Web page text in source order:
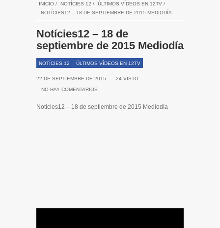
INICIO / NOTÍCIES 12 / ÚLTIMOS VÍDEOS EN 12TV /
NOTÍCIES12 – 18 DE SEPTIEMBRE DE 2015 MEDIODÍA
Notícies12 – 18 de
septiembre de 2015 Mediodía
NOTÍCIES 12 ÚLTIMOS VÍDEOS EN 12TV
22 DE SEPTIEMBRE DE 2015 - 24 VISTO
-
NO HAY COMENTARIOS
Notícies12 – 18 de septiembre de 2015 Mediodía